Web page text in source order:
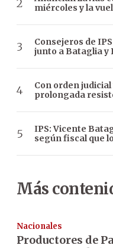
miércoles y la
Consejeros de
junto a Bataglia y
Con orden
prolongada
IPS: Vicente
según fiscal que
Más
Nacionales
Productores de